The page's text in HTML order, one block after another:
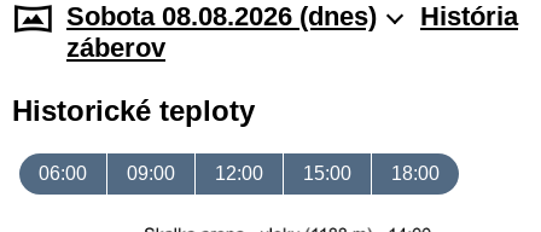
Sobota 08.08.2026 (dnes)
História
záberov
Historické teploty
06:00 09:00 12:00 15:00 18:00